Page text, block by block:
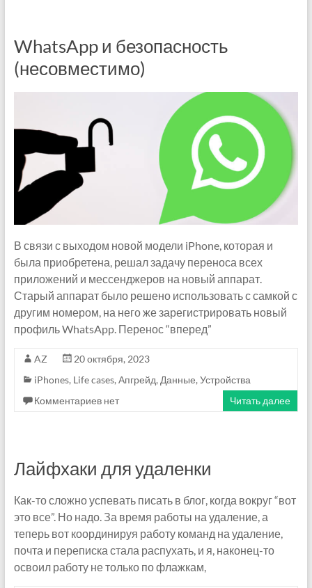
WhatsApp и безопасность
(несовместимо)
В связи с выходом новой модели iPhone, которая и
была приобретена, решал задачу переноса всех
приложений и мессенджеров на новый аппарат.
Старый аппарат было решено использовать с самкой с
другим номером, на него же зарегистрировать новый
профиль WhatsApp. Перенос “вперед”
AZ
20 октября, 2023
iPhones, Life cases, Апгрейд, Данные, Устройства
Комментариев нет
Читать далее
Лайфхаки для удаленки
Как-то сложно успевать писать в блог, когда вокруг “вот
это все”. Но надо. За время работы на удаление, а
теперь вот координируя работу команд на удаление,
почта и переписка стала распухать, и я, наконец-то
освоил работу не только по флажкам,